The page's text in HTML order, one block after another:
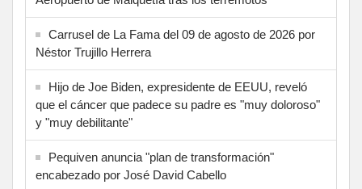
Carrusel de La Fama del 09 de agosto de 2026 por
Néstor Trujillo Herrera
Hijo de Joe Biden, expresidente de EEUU, reveló
que el cáncer que padece su padre es "muy doloroso"
y "muy debilitante"
Pequiven anuncia "plan de transformación"
encabezado por José David Cabello